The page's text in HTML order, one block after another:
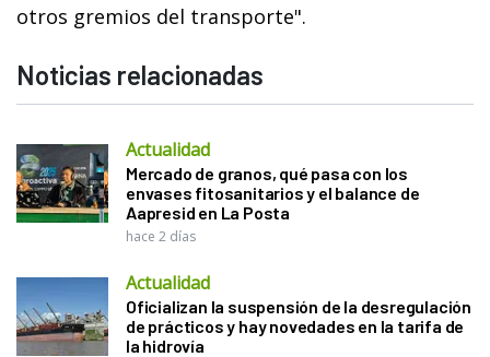
otros gremios del transporte".
Noticias relacionadas
Actualidad
Mercado de granos, qué pasa con los
envases fitosanitarios y el balance de
Aapresid en La Posta
hace 2 días
Actualidad
Oficializan la suspensión de la desregulación
de prácticos y hay novedades en la tarifa de
la hidrovía